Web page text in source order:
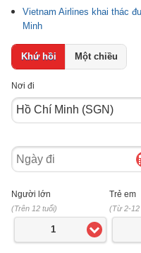
Vietnam Airlines khai thác
Minh
Khứ hồi Một chiều
Nơi đi
Ngày
đi
Người lớn
(Trên 12 tuổi)
1
Trẻ em
(Từ 2-12